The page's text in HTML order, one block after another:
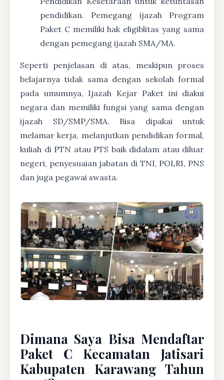
pendidikan. Pemegang ijazah Program
Paket C memiliki hak eligiblitas yang sama
dengan pemegang ijazah SMA/MA.
Seperti penjelasan di atas, meskipun proses
belajarnya tidak sama dengan sekolah formal
pada umumnya, Ijazah Kejar Paket ini diakui
negara dan memiliki fungsi yang sama dengan
ijazah SD/SMP/SMA. Bisa dipakai untuk
melamar kerja, melanjutkan pendidikan formal,
kuliah di PTN atau PTS baik didalam atau diluar
negeri, penyesuaian jabatan di TNI, POLRI, PNS
dan juga pegawai swasta.
Dimana Saya Bisa Mendaftar
Paket C Kecamatan Jatisari
Kabupaten Karawang Tahun